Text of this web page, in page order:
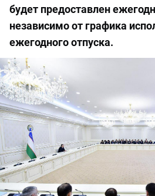
будет предоставлен
независимо от графика
ежегодного отпуска.